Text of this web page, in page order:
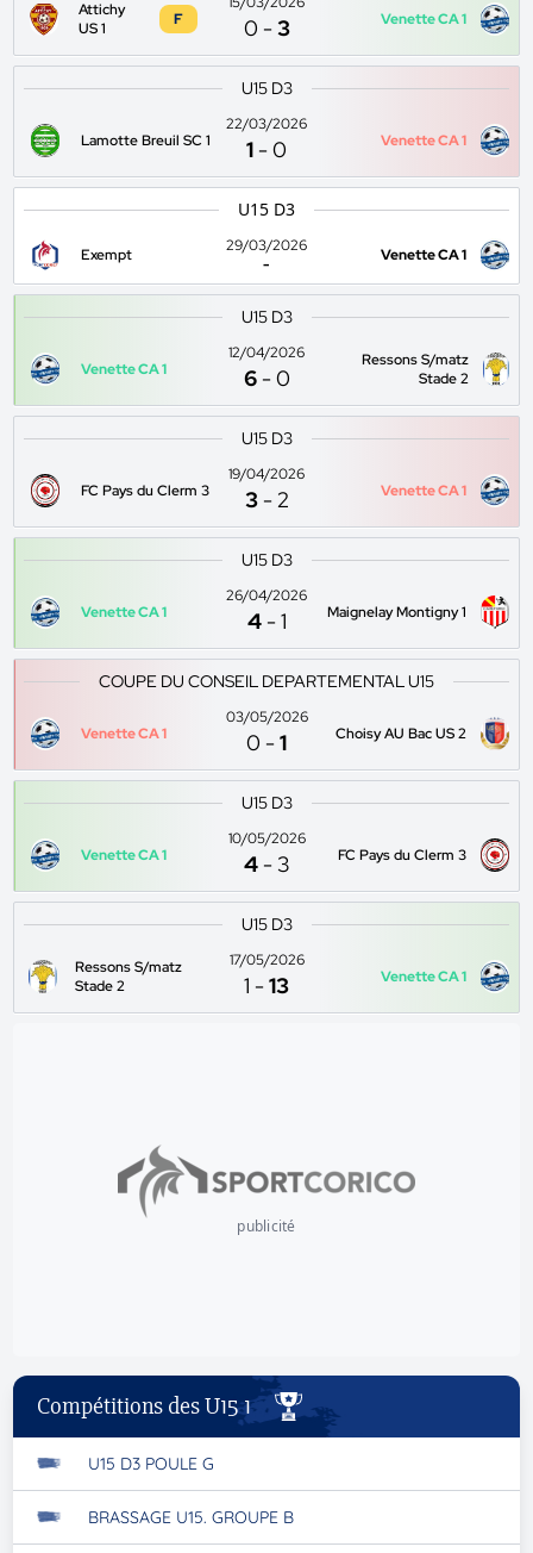
Attichy
US 1
F 0 -3 Venette CA 1
U15 D3
Lamotte Breuil SC 1
22/03/2026
1 -0 Venette CA 1
U15 D3
Exempt
29/03/2026
-
Venette CA 1
U15 D3
Venette CA 1
12/04/2026
6 -0
Ressons S/matz
Stade 2
U15 D3
FC Pays du Clerm 3
19/04/2026
3 -2 Venette CA 1
U15 D3
Venette CA 1
26/04/2026
4 -1 Maignelay Montigny 1
COUPE DU CONSEIL DEPARTEMENTAL U15
Venette CA 1
03/05/2026
0 -1 Choisy AU Bac US 2
U15 D3
Venette CA 1
10/05/2026
4 - 3 FC Pays du Clerm 3
U15 D3
Ressons S/matz
Stade 2
17/05/2026
1 -13 Venette CA 1
publicité
Compétitions des U15 1
U15 D3 POULE G
BRASSAGE U15. GROUPE B